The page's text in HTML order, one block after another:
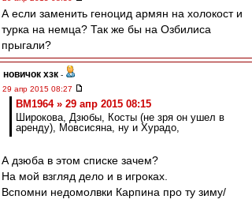
А если заменить геноцид армян на холокост и
турка на немца? Так же бы на Озбилиса
прыгали?
новичок хзк -
29 апр 2015 08:27
BM1964 » 29 апр 2015 08:15
Широкова, Дзюбы, Косты (не зря он ушел в
аренду), Мовсисяна, ну и Хурадо,
А дзюба в этом списке зачем?
На мой взгляд дело и в игроках.
Вспомни недомолвки Карпина про ту зиму/